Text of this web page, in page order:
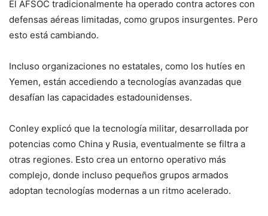
El AFSOC tradicionalmente ha operado contra actores con
defensas aéreas limitadas, como grupos insurgentes. Pero
esto está cambiando.
Incluso organizaciones no estatales, como los hutíes en
Yemen, están accediendo a tecnologías avanzadas que
desafían las capacidades estadounidenses.
Conley explicó que la tecnología militar, desarrollada por
potencias como China y Rusia, eventualmente se filtra a
otras regiones. Esto crea un entorno operativo más
complejo, donde incluso pequeños grupos armados
adoptan tecnologías modernas a un ritmo acelerado.